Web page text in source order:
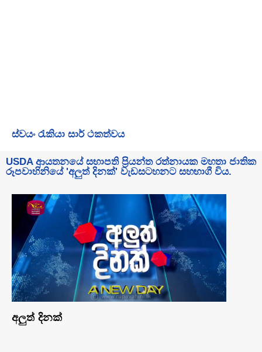
ස්වයං රැකියා සාර් ථකත්වය
USDA ආයතනයේ සභාපති ප්‍රියන්ත රත්නායක මහතා ජාතික
රූපවාහිනියේ 'අලුත් දිනක්' වැඩසටහනට සහභාගී විය.
අලුත් දිනක්